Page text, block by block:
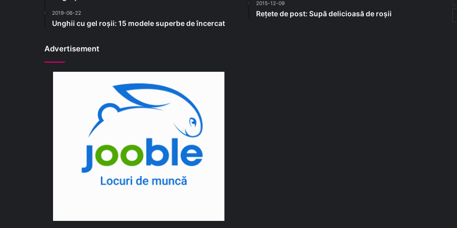
2019-06-22
Unghii cu gel roșii: 15 modele superbe de încercat
Advertisement
2015-12-09
Rețete de post: Supă delicioasă de roșii